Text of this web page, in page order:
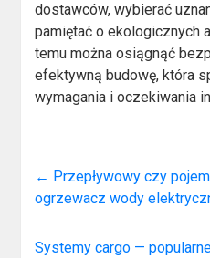
dostawców, wybierać
pamiętać o ekologicznych
temu można osiągnąć
efektywną budowę, która
wymagania i oczekiwania
← Przepływowy czy
ogrzewacz wody
Systemy cargo —